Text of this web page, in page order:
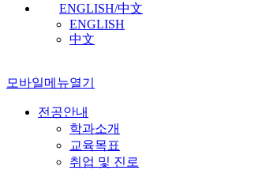
ENGLISH/中文
ENGLISH
中文
모바일메뉴열기
전공안내
학과소개
교육목표
취업 및 진로